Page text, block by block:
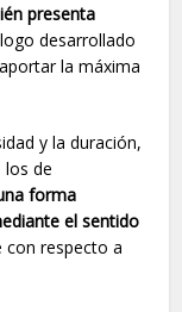
presenta
desarrollado
la máxima
y la duración,
de
forma
el sentido
con respecto a